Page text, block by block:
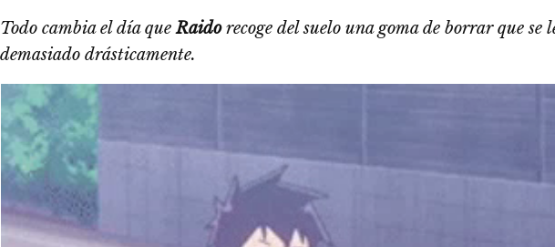
Todo cambia el día queRaidorecoge del suelo una goma de borrar que se
demasiado drásticamente.